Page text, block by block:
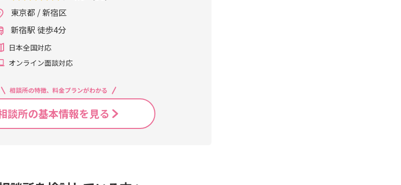
東京都 / 新宿区
新宿駅 徒歩4分
日本全国対応
オンライン面談対応
相談所の特徴、料金プランがわかる
談所の基本情報を見る